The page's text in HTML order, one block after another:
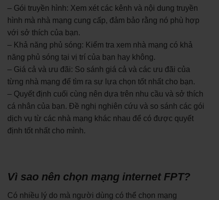
– Gói truyền hình: Xem xét các kênh và nội dung truyền
hình mà nhà mạng cung cấp, đảm bảo rằng nó phù hợp
với sở thích của bạn.
– Khả năng phủ sóng: Kiểm tra xem nhà mạng có khả
năng phủ sóng tại vị trí của bạn hay không.
– Giá cả và ưu đãi: So sánh giá cả và các ưu đãi của
từng nhà mạng để tìm ra sự lựa chọn tốt nhất cho bạn.
– Quyết định cuối cùng nên dựa trên nhu cầu và sở thích
cá nhân của bạn. Đề nghị nghiên cứu và so sánh các gói
dịch vụ từ các nhà mạng khác nhau để có được quyết
định tốt nhất cho mình.
Vì sao nên chọn mạng internet FPT?
Có nhiều lý do mà người dùng có thể chọn mạng